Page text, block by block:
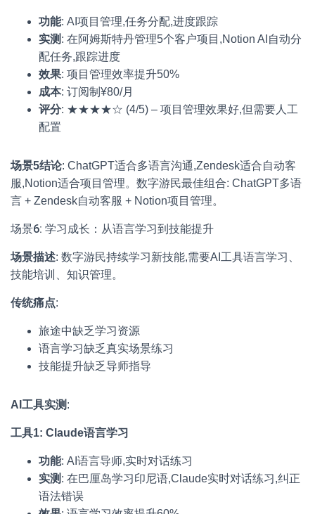
功能: AI项目管理,任务分配,进度跟踪
实测 : 在阿姆斯特丹管理5个客户项目,Notion AI自动分
配任务,跟踪进度
效果: 项目管理效率提升50%
成本: 订阅制¥80/月
评分: ★★★★☆ (4/5) – 项目管理效果好,但需要人工
配置
场景5结论: ChatGPT适合多语言沟通,Zendesk适合自动客
服,Notion适合项目管理。数字游民最佳组合: ChatGPT多语
言 + Zendesk自动客服 + Notion项目管理。
场景6: 学习成长：从语言学习到技能提升
场景描述: 数字游民持续学习新技能,需要AI工具语言学习、
技能培训、知识管理。
传统痛点:
旅途中缺乏学习资源
语言学习缺乏真实场景练习
技能提升缺乏导师指导
AI工具实测 :
工具1: Claude语言学习
功能: AI语言导师,实时对话练习
实测 : 在巴厘岛学习印尼语,Claude实时对话练习,纠正
语法错误